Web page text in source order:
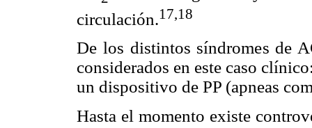
circulación.17,18
De los distintos síndromes de
considerados en este caso
un dispositivo de PP (apneas
Hasta el momento existe